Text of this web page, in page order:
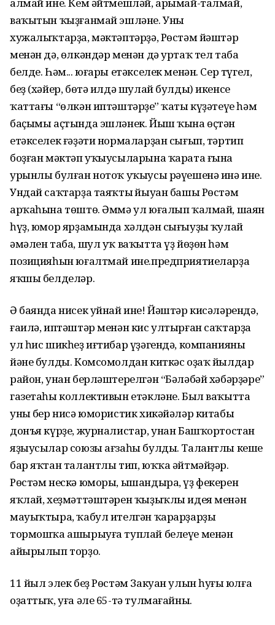
ваҡытын ҡыҙғанмай эшләне. Уны
хужалыҡтарҙа, мәктәптәрҙә, Рөстәм йәштәр
менән дә, өлкәндәр менән дә уртаҡ тел таба
белде. Һәм... юғары етәкселек менән. Сер түгел,
беҙ (хәйер, бөтә илдә шулай булды) икенсе
ҡаттағы “өлкән иптәштәрҙең” ҡаты күҙәтеүе һәм
баҫымы аҫтында эшләнек. Йыш ҡына өҫтән
етәкселек ғәҙәти нормаларҙан сығып, тәртип
боҙған мәктәп уҡыусыларына ҡарата ғына
урынлы булған нотоҡ уҡыусы рәүешенә инә ине.
Ундай саҡтарҙа таяҡтың йыуан башы Рөстәм
арҡаһына төштө. Әммә ул юғалып ҡалмай, шаян
һүҙ, юмор ярҙамында хәлдән сығыуҙың ҡулай
әмәлен таба, шул уҡ ваҡытта үҙ йөҙөн һәм
позицияһын юғалтмай ине.предприятиеларҙа
яҡшы белделәр.
Ә баянда нисек уйнай ине! Йәштәр кисәләрендә,
ғаилә, иптәштәр менән кис ултырған саҡтарҙа
ул һис шикһеҙ иғтибар үҙәгендә, компанияның
йәне булды. Комсомолдан киткәс оҙаҡ йылдар
район, унан берләштерелгән “Бәләбәй хәбәрҙәре”
газетаһы коллективын етәкләне. Был ваҡытта
уның бер нисә юмористик хикәйәләр китабы
донъя күрҙе, журналистар, унан Башҡортостан
яҙыусылар союзы ағзаһы булды. Талантлы кеше
бар яҡтан талантлы тип, юҡҡа әйтмәйҙәр.
Рөстәм нескә юморы, ышандыра, үҙ фекерен
яҡлай, хеҙмәттәштәрен ҡыҙыҡлы идея менән
мауыҡтыра, ҡабул ителгән ҡарарҙарҙы
тормошҡа ашырыуға туплай белеүе менән
айырылып торҙо.
11 йыл элек беҙ Рөстәм Закуан улын һуңғы юлға
оҙаттыҡ, уға әле 65-тә тулмағайны.